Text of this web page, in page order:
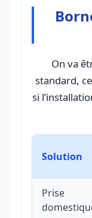
On va
standard,
si
Solution
Prise